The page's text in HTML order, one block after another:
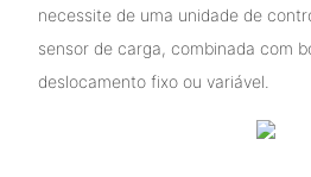
necessite de uma unidade de
sensor de carga, combinada com
deslocamento fixo ou variável.